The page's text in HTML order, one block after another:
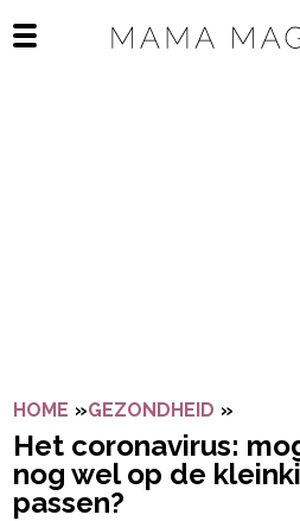
Open het mobiele menu
HOME »GEZONDHEID »
Het coronavirus:
nog wel op de
passen?